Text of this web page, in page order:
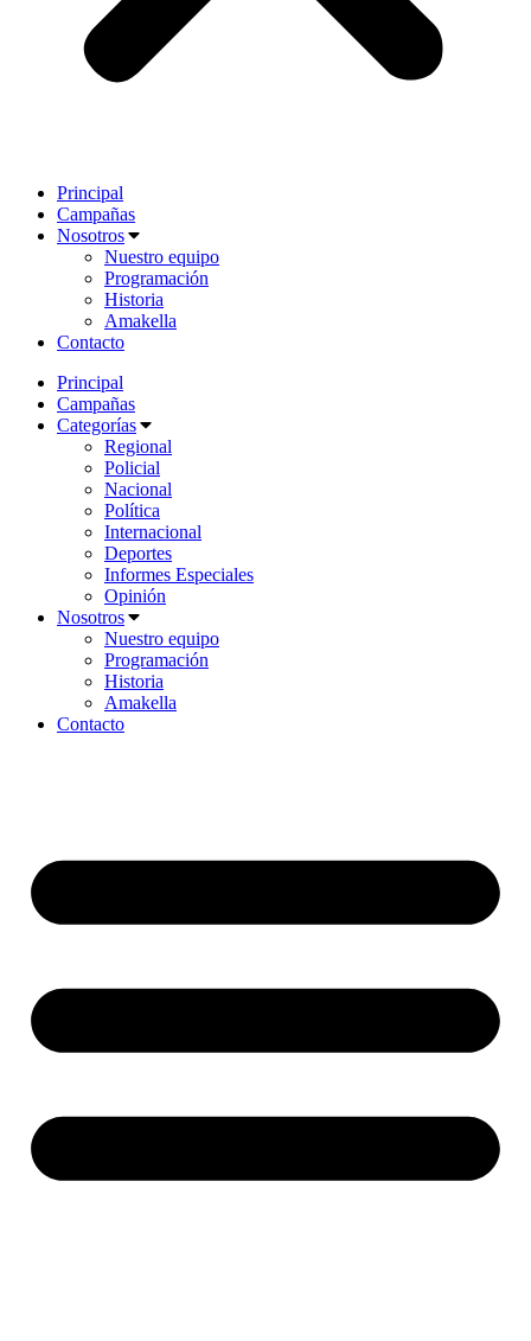
Principal
Campañas
Nosotros
Nuestro equipo
Programación
Historia
Amakella
Contacto
Principal
Campañas
Categorías
Regional
Policial
Nacional
Política
Internacional
Deportes
Informes Especiales
Opinión
Nosotros
Nuestro equipo
Programación
Historia
Amakella
Contacto